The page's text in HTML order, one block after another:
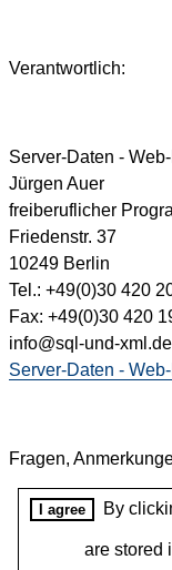
Verantwortlich:
Server-Daten -
Jürgen Auer
freiberuflicher
Friedenstr. 37
10249 Berlin
Tel.: +49(0)30 420
Fax: +49(0)30 420
info@sql-und-xml.de
Server-Daten -
Fragen,
I agree By
are stored